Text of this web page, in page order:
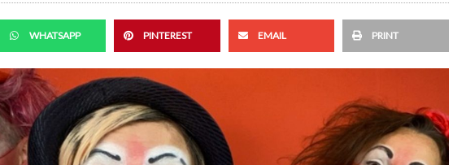
WHATSAPP PINTEREST EMAIL PRINT